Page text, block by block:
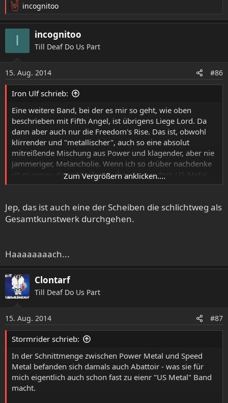
R
e
a
n
e
n
incognitoo
I incognitoo
Till Deaf Do Us Part
15. Aug. 2014 #86
Iron Ulf schrieb:
Eine weitere Band, bei der es mir so geht, wie oben
beschrieben mit Fifth Angel, ist übrigens Liege Lord. Da
dann aber auch nur die Freedom's Rise. Das ist, obwohl
klirrender und "metallischer", auch so eine absolut
mitreißende Mischung aus Power und klagender, aber nie
jammeriger, Melancholie. Wenn ich so drüber nachdenke
ist es genau diese Mischung, die ich an gutem US-Metal
insgesamt so liebe.
Zum Vergrößern anklicken....
Jep, das ist auch eine der Scheiben die schlichtweg als
Gesamtkunstwerk durchgehen.
Haaaaaaaach...
Clontarf
Till Deaf Do Us Part
15. Aug. 2014 #87
Stormrider schrieb:
In der Schnittmenge zwischen Power Metal und Speed
Metal befanden sich damals auch Abattoir - was sie für
mich eigentlich auch schon fast zu eienr "US Metal" Band
macht.